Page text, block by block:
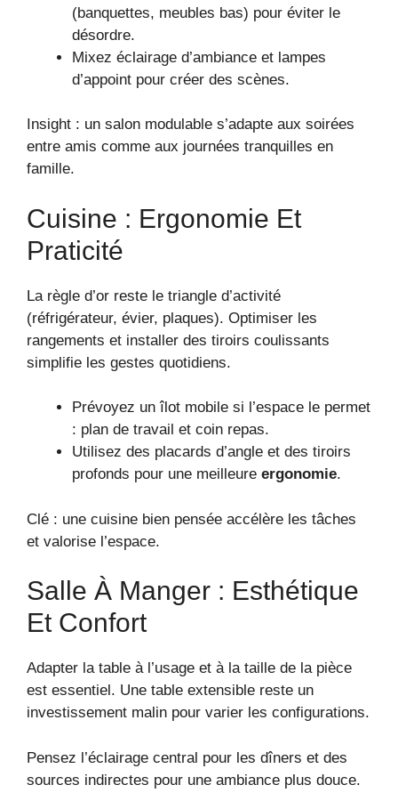
(banquettes, meubles bas) pour éviter le
désordre.
Mixez éclairage d’ambiance et lampes
d’appoint pour créer des scènes.
Insight : un salon modulable s’adapte aux soirées
entre amis comme aux journées tranquilles en
famille.
Cuisine : Ergonomie Et
Praticité
La règle d’or reste le triangle d’activité
(réfrigérateur, évier, plaques). Optimiser les
rangements et installer des tiroirs coulissants
simplifie les gestes quotidiens.
Prévoyez un îlot mobile si l’espace le permet
: plan de travail et coin repas.
Utilisez des placards d’angle et des tiroirs
profonds pour une meilleure ergonomie.
Clé : une cuisine bien pensée accélère les tâches
et valorise l’espace.
Salle À Manger : Esthétique
Et Confort
Adapter la table à l’usage et à la taille de la pièce
est essentiel. Une table extensible reste un
investissement malin pour varier les configurations.
Pensez l’éclairage central pour les dîners et des
sources indirectes pour une ambiance plus douce.